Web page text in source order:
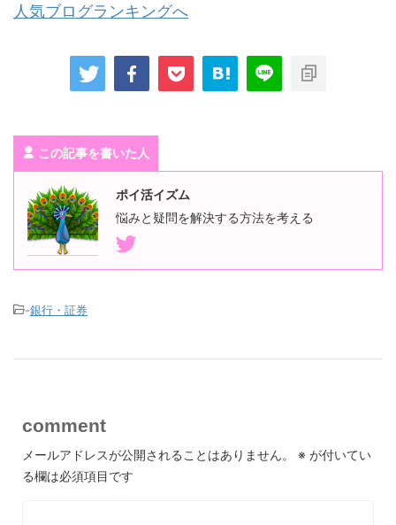
人気ブログランキングへ
この記事を書いた人
ポイ活イズム
悩みと疑問を解決する方法を考える
-銀行・証券
comment
メールアドレスが公開されることはありません。 ※ が付いてい
る欄は必須項目です